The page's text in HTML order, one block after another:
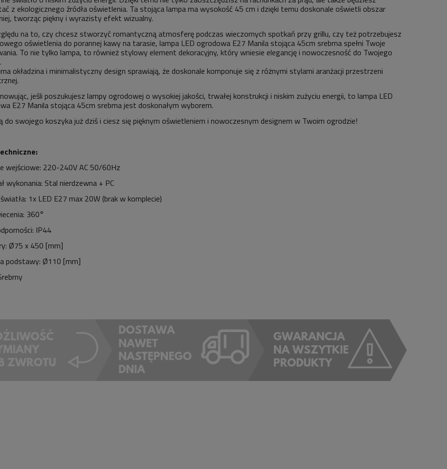
z ekologicznego źródła oświetlenia. Ta stojąca lampa ma wysokość 45 cm i dzięki temu doskonale oświetli obszar
tworząc piękny i wyrazisty efekt wizualny.
na to, czy chcesz stworzyć romantyczną atmosferę podczas wieczornych spotkań przy grillu, czy też potrzebujesz
oświetlenia do porannej kawy na tarasie, lampa LED ogrodowa E27 Manila stojąca 45cm srebrna spełni Twoje
To nie tylko lampa, to również stylowy element dekoracyjny, który wniesie elegancję i nowoczesność do Twojego
okładzina i minimalistyczny design sprawiają, że doskonale komponuje się z różnymi stylami aranżacji przestrzeni
jeśli poszukujesz lampy ogrodowej o wysokiej jakości, trwałej konstrukcji i niskim zużyciu energii, to lampa LED
E27 Manila stojąca 45cm srebrna jest doskonałym wyborem.
do swojego koszyka już dziś i ciesz się pięknym oświetleniem i nowoczesnym designem w Twoim ogrodzie!
wejściowe: 220-240V AC 50/60Hz
wykonania: Stal nierdzewna + PC
1x LED E27 max 20W (brak w komplecie)
360°
IP44
Ø75 x 450 [mm]
podstawy: Ø110 [mm]